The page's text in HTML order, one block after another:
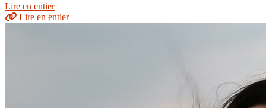
Lire en entier
Lire en entier